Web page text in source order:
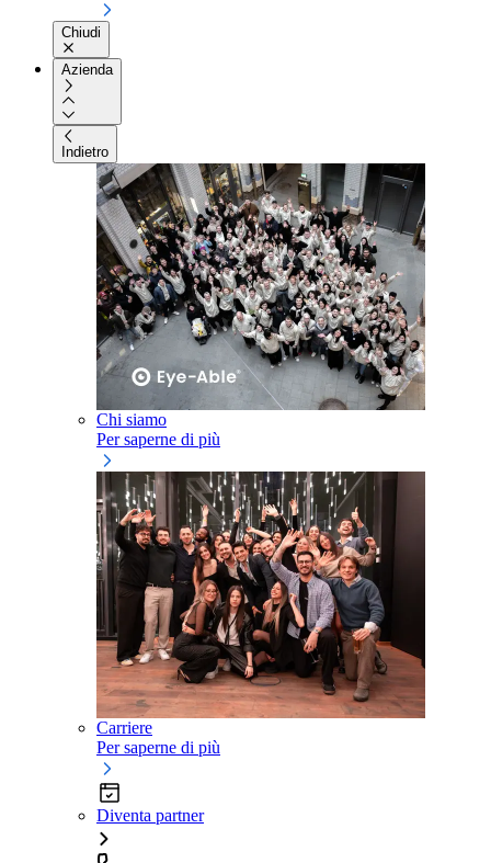
Chiudi
Azienda
Indietro
Chi siamo
Per saperne di più
Carriere
Per saperne di più
Diventa partner